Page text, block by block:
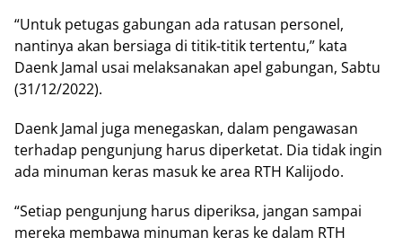
“Untuk petugas gabungan ada ratusan personel,
nantinya akan bersiaga di titik-titik tertentu,” kata
Daenk Jamal usai melaksanakan apel gabungan, Sabtu
(31/12/2022).
Daenk Jamal juga menegaskan, dalam pengawasan
terhadap pengunjung harus diperketat. Dia tidak ingin
ada minuman keras masuk ke area RTH Kalijodo.
“Setiap pengunjung harus diperiksa, jangan sampai
mereka membawa minuman keras ke dalam RTH